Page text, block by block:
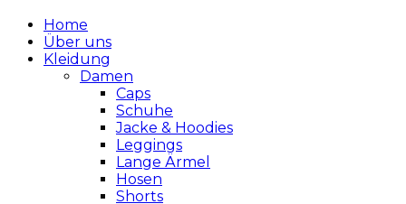
Home
Über uns
Kleidung
Damen
Caps
Schuhe
Jacke & Hoodies
Leggings
Lange Ärmel
Hosen
Shorts